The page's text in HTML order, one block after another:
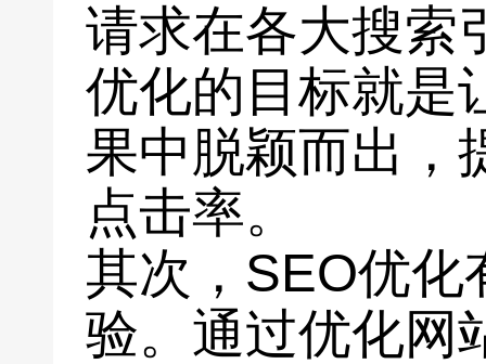
请求在各大搜索
优化的目标就是
果中脱颖而出，
点击率。
其次，SEO优化
验。通过优化网